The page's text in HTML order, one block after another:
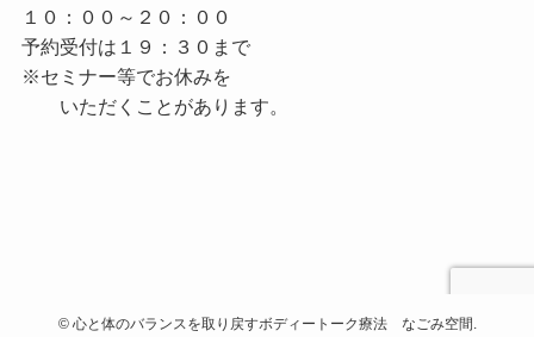
１０：００～２０：００
予約受付は１９：３０まで
※セミナー等でお休みを
©心と体のバランスを取り戻すボディートーク療法 なごみ空間.